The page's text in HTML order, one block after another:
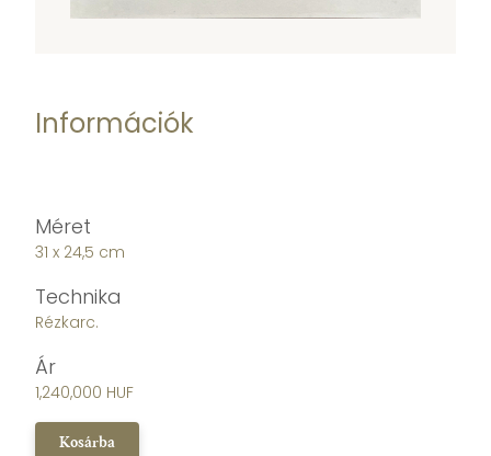
Információk
Méret
31 x 24,5 cm
Technika
Rézkarc.
Ár
1,240,000 HUF
Kosárba